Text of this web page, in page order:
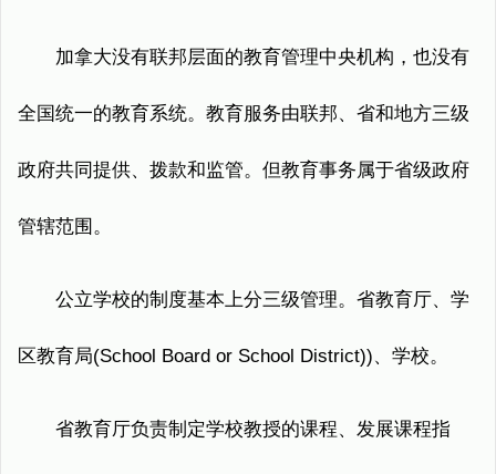
加拿大没有联邦层面的教育管理中央机构，也没有
全国统一的教育系统。教育服务由联邦、省和地方三级
政府共同提供、拨款和监管。但教育事务属于省级政府
管辖范围。
公立学校的制度基本上分三级管理。省教育厅、学
区教育局(School Board or School District))、学校。
省教育厅负责制定学校教授的课程、发展课程指